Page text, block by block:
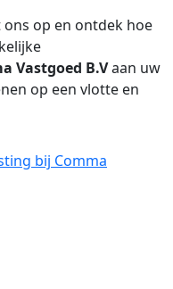
op en ontdek hoe
Vastgoed B.Vaan uw
op een vlotte en
bij Comma